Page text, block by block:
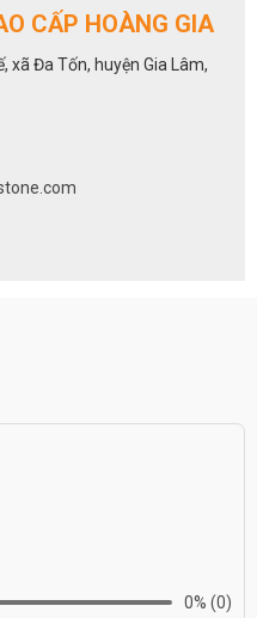
CẤP HOÀNG GIA
xã Đa Tốn, huyện Gia Lâm,
0% (0)